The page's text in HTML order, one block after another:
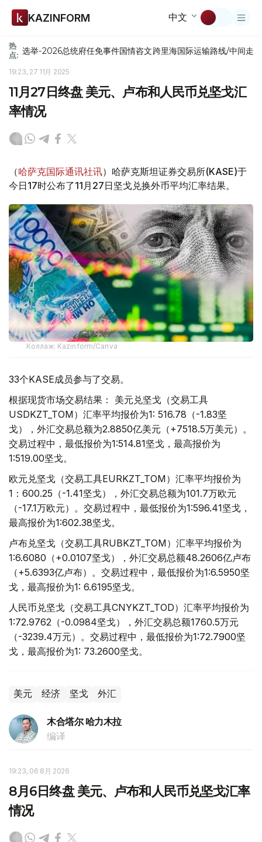
KAZINFORM 中文
热
点: 选举-2026总统府任免事件国情咨文跨里海国际运输路线/中间走廊
19:23, 27 11月 2025
11月27日终盘 美元、卢布和人民币兑坚戈汇
率情况
（哈萨克国际通讯社讯）哈萨克斯坦证券交易所(KASE)于
今日17时公布了11月27日坚戈兑换外币平均汇率结果。
Коллаж: Kazinform/Canva
33个KASE成员参与了交易。
根据现货市场交易结果： 美元兑坚戈（交易工具
USDKZT_TOM）汇率平均报价为1: 516.78（-1.83坚
戈），外汇交易总额为2.8850亿美元（+7518.5万美元）。
交易过程中，最低报价为1:514.81坚戈，最高报价为
1:519.00坚戈。
欧元兑坚戈（交易工具EURKZT_TOM）汇率平均报价为
1：600.25（-1.41坚戈），外汇交易总额为101.7万欧元
（-17.1万欧元）。交易过程中，最低报价为1:596.41坚戈，
最高报价为1:602.38坚戈。
卢布兑坚戈（交易工具RUBKZT_TOM）汇率平均报价为
1:6.6080（+0.0107坚戈），外汇交易总额48.2606亿卢布
（+5.6393亿卢布）。交易过程中，最低报价为1:6.5950坚
戈，最高报价为1: 6.6195坚戈。
人民币兑坚戈（交易工具CNYKZT_TOD）汇率平均报价为
1:72.9762（-0.0984坚戈），外汇交易总额1760.5万元
（-3239.4万元）。交易过程中，最低报价为1:72.7900坚
戈，最高报价为1: 73.2600坚戈。
美元 经济 坚戈 外汇
木合塔尔 哈力木拉
编译
19:23, 06 8月 2026
8月6日终盘 美元、卢布和人民币兑坚戈汇率
情况